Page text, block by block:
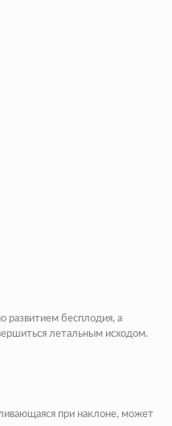
развитием бесплодия, а
летальным исходом.
при наклоне, может